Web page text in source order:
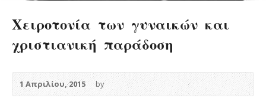
Χειροτονία των γυναικών και
χριστιανική παράδοση
1 Απριλίου, 2015 by